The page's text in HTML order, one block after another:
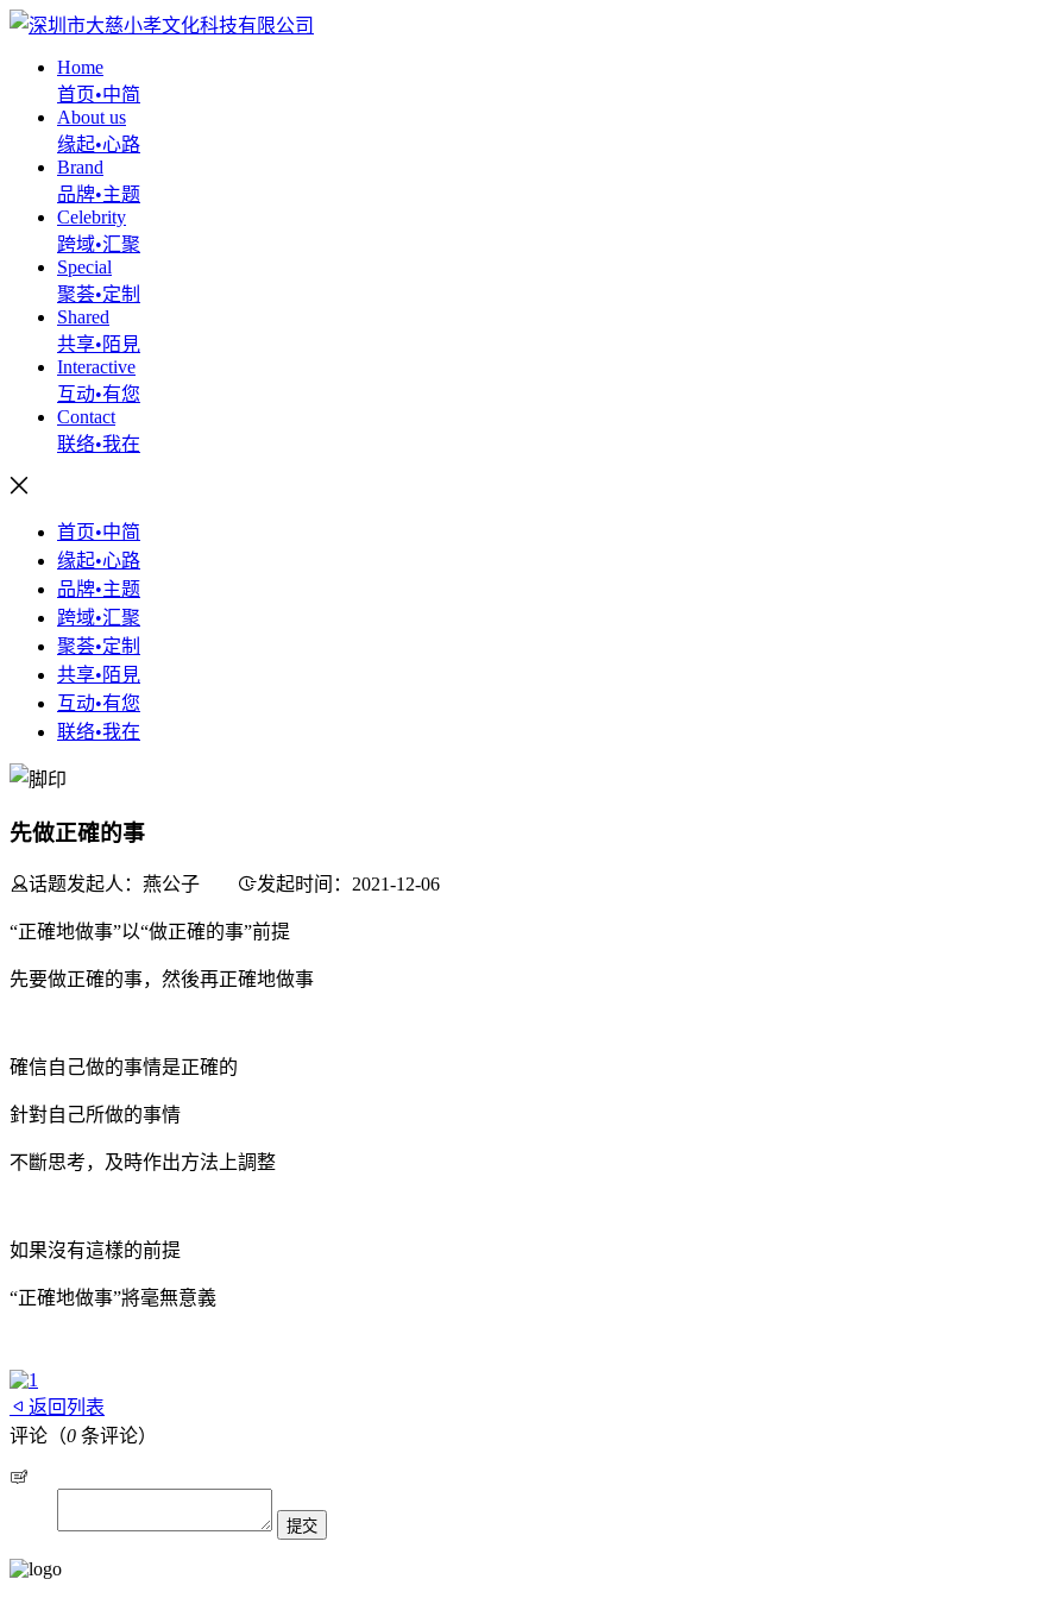
Home
首页•中简
About us
缘起•心路
Brand
品牌•主题
Celebrity
跨域•汇聚
Special
聚荟•定制
Shared
共享•陌見
Interactive
互动•有您
Contact
联络•我在
首页•中简
缘起•心路
品牌•主题
跨域•汇聚
聚荟•定制
共享•陌見
互动•有您
联络•我在
先做正確的事
话题发起人：燕公子 发起时间：2021-12-06
“正確地做事”以“做正確的事”前提
先要做正確的事，然後再正確地做事
確信自己做的事情是正確的
針對自己所做的事情
不斷思考，及時作出方法上調整
如果沒有這樣的前提
“正確地做事”將毫無意義
返回列表
评论（0 条评论）